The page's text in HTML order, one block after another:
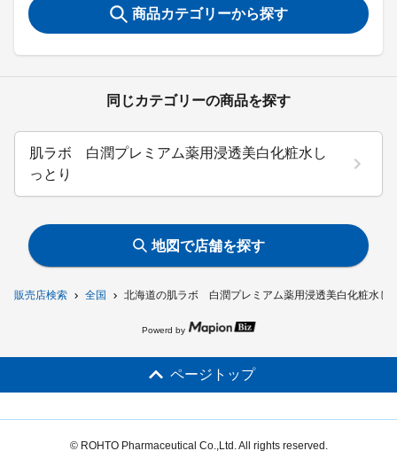
販売店検索 全国 北海道の肌ラボ 白潤プレミアム薬用浸透美白化粧水
商品カテゴリーから探す
同じカテゴリーの商品を探す
肌ラボ 白潤プレミアム薬用浸透美白化粧水し
っとり
地図で店舗を探す
Powerd by
ページトップ
© ROHTO Pharmaceutical Co.,Ltd. All rights reserved.